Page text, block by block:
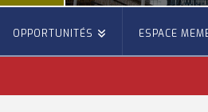
ACTION EXTÉRIEURE, ACTUALITÉ DE
OPPORTUNITÉS ESPACE